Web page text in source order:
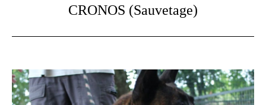
CRONOS (Sauvetage)